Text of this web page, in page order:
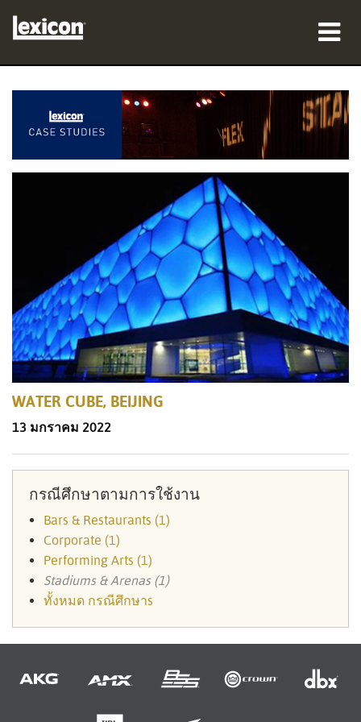
ที่ซื้อสินค้า
มืออาชีพ
การสนับสนุน
ภาษา/ภูมิภาค
WATER CUBE, BEIJING
13 มกราคม 2022
กรณีศึกษาตามการใช้งาน
Bars & Restaurants (1)
Corporate (1)
Performing Arts (1)
Stadiums & Arenas (1)
ทั้งหมด กรณีศึกษาs